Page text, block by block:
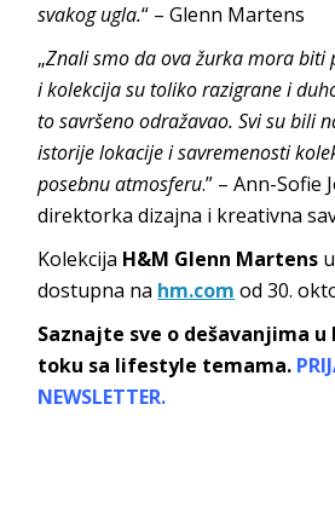
svakog ugla.“ – Glenn Martens
„Znali smo da ova žurka mora biti
i kolekcija su toliko razigrane i
to savršeno odražavao. Svi su bili
istorije lokacije i savremenosti
posebnu atmosferu.” – Ann-Sofie
direktorka dizajna i kreativna
Kolekcija H&M Glenn Martens
dostupna na hm.com od 30.
Saznajte sve o dešavanjima
toku sa lifestyle temama.
NEWSLETTER.